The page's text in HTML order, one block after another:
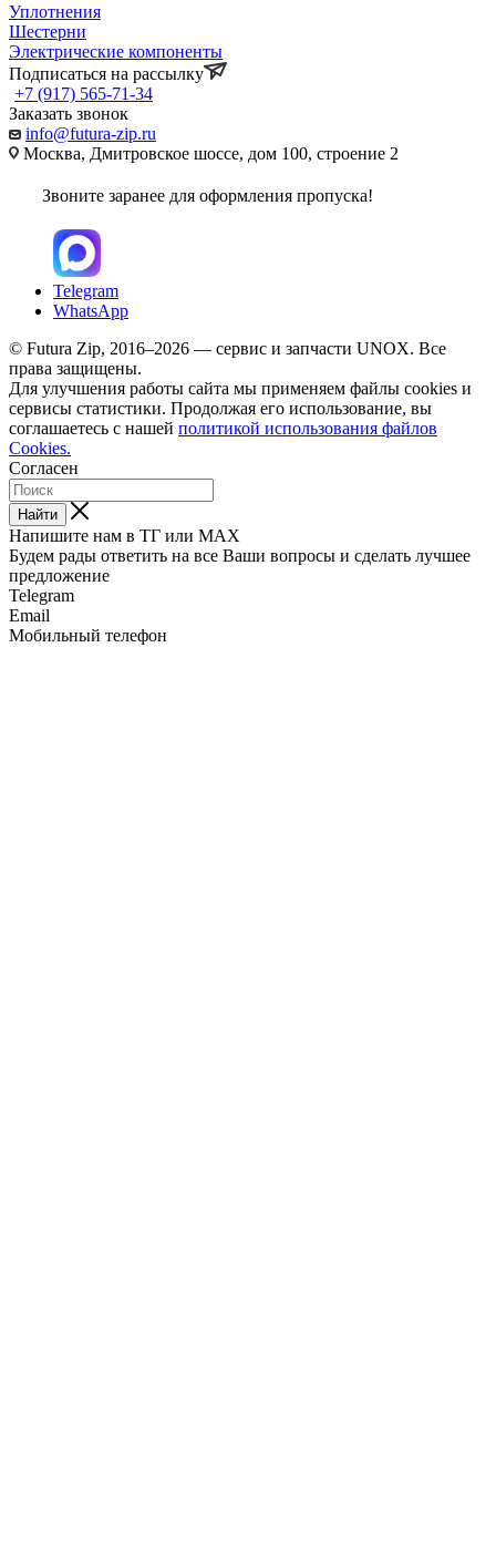
Уплотнения
Шестерни
Электрические компоненты
Подписаться на рассылку
+7 (917) 565-71-34
Заказать звонок
info@futura-zip.ru
Москва, Дмитровское шоссе, дом 100, строение 2
Звоните заранее для оформления пропуска!
Telegram
WhatsApp
© Futura Zip, 2016–2026 — сервис и запчасти UNOX. Все
права защищены.
Для улучшения работы сайта мы применяем файлы cookies и
сервисы статистики. Продолжая его использование, вы
соглашаетесь с нашей политикой использования файлов
Cookies.
Согласен
Найти
Напишите нам в ТГ или MAX
Будем рады ответить на все Ваши вопросы и сделать лучшее
предложение
Telegram
Email
Мобильный телефон